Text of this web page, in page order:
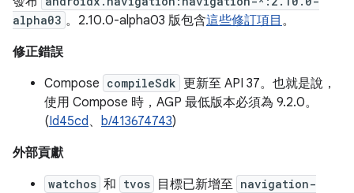
alpha03 。2.10.0-alpha03 版包含這些修訂項目 。
修正錯誤
Compose compileSdk 更新至 API 37。也就是說，
使用 Compose 時，AGP 最低版本必須為 9.2.0。
(Id45cd、 b/413674743)
外部貢獻
watchos 和 tvos 目標已新增至 navigation-